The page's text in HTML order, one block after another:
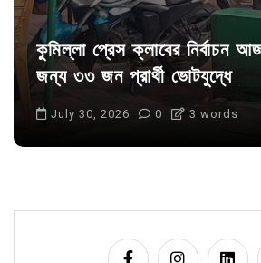
কুমিল্লা প্রেস ক্লাবের নির্বাচন
জন্য ৩৩ জন প্রার্থী ভোটযুদ্ধে
July 30, 2026 0 3 words